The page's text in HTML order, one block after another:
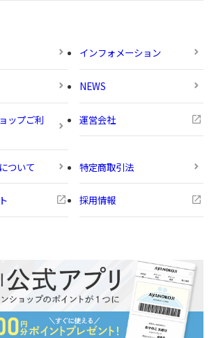
インフォメーション
NEWS
ップご利
運営会社
ついて 特定商取引法
採用情報